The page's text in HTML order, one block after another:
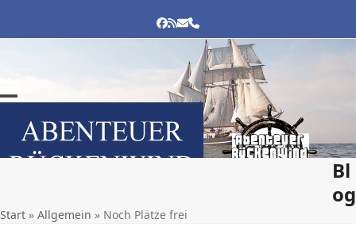
content
FACEBOOK
RSS
E-
MAIL
TELEFON
mobile
mobile
Bl
og
Start » Allgemein » Noch Plätze frei